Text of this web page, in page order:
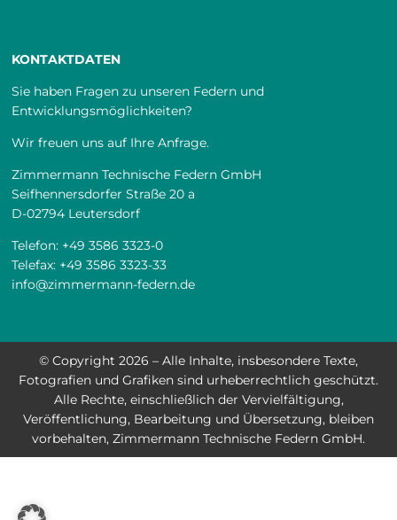
KONTAKTDATEN
Sie haben Fragen zu unseren Federn und
Entwicklungsmöglichkeiten?
Wir freuen uns auf Ihre Anfrage.
Zimmermann Technische Federn GmbH
Seifhennersdorfer Straße 20 a
D-02794 Leutersdorf
Telefon: +49 3586 3323-0
Telefax: +49 3586 3323-33
info@zimmermann-federn.de
© Copyright 2026 – Alle Inhalte, insbesondere Texte,
Fotografien und Grafiken sind urheberrechtlich geschützt.
Alle Rechte, einschließlich der Vervielfältigung,
Veröffentlichung, Bearbeitung und Übersetzung, bleiben
vorbehalten, Zimmermann Technische Federn GmbH.